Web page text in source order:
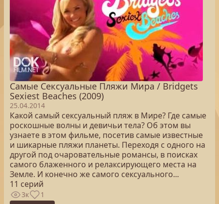
Самые Сексуальные Пляжи Мира / Bridgets
Sexiest Beaches (2009)
25.04.2014
Какой самый сексуальный пляж в Мире? Где самые
роскошные волны и девичьи тела? Об этом вы
узнаете в этом фильме, посетив самые известные
и шикарные пляжи планеты. Переходя с одного на
другой под очаровательные романсы, в поисках
самого блаженного и релаксирующего места на
Земле. И конечно же самого сексуального...
11 серий
3к 1